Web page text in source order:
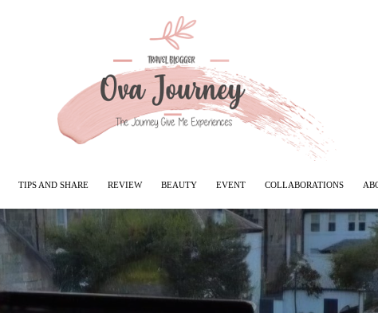
TIPS AND SHARE REVIEW BEAUTY EVENT COLLABORATIONS